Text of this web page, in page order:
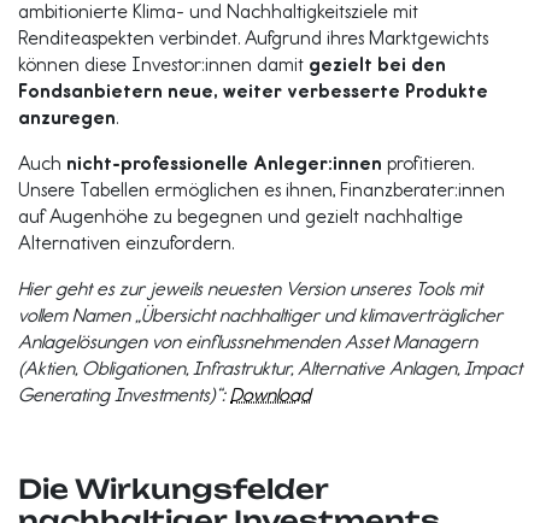
ambitionierte Klima- und Nachhaltigkeitsziele mit
Renditeaspekten verbindet. Aufgrund ihres Marktgewichts
können diese Investor:innen damit gezielt bei den
Fondsanbietern neue, weiter verbesserte Produkte
anzuregen.
Auch nicht-professionelle Anleger:innen profitieren.
Unsere Tabellen ermöglichen es ihnen, Finanzberater:innen
auf Augenhöhe zu begegnen und gezielt nachhaltige
Alternativen einzufordern.
Hier geht es zur jeweils neuesten Version unseres Tools mit
vollem Namen „Übersicht nachhaltiger und klimaverträglicher
Anlagelösungen von einflussnehmenden Asset Managern
(Aktien, Obligationen, Infrastruktur, Alternative Anlagen, Impact
Generating Investments)“: Download
Die Wirkungsfelder